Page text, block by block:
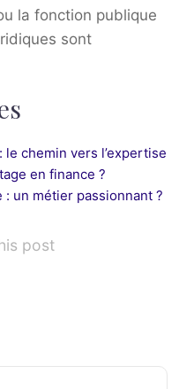
la fonction publique
sont
chemin vers l’expertise
en finance ?
: un métier passionnant ?
post